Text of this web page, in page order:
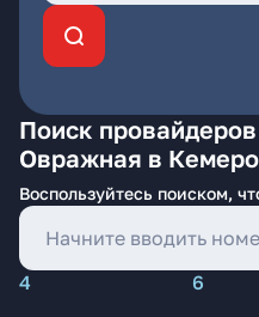
Поиск
Овражная в
Воспользуйтесь поиском,
4 6